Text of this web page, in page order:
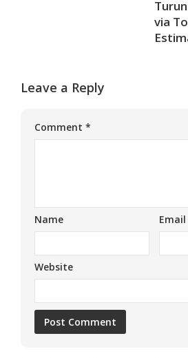
via
Leave a Reply
Comment *
Name Email
Website